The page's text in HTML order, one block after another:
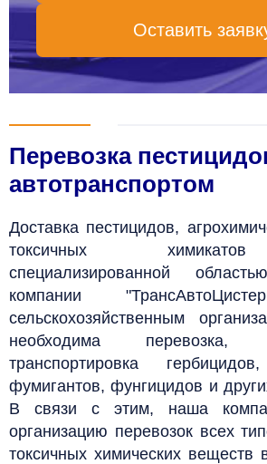
Оставить
Перевозка
автотранспортом
Доставка пестицидов,
токсичных
специализированной
компании
сельскохозяйственным
необходима
транспортировка
фумигантов, фунгицидов и
В связи с этим, наша
организацию перевозок всех
токсичных химических веществ